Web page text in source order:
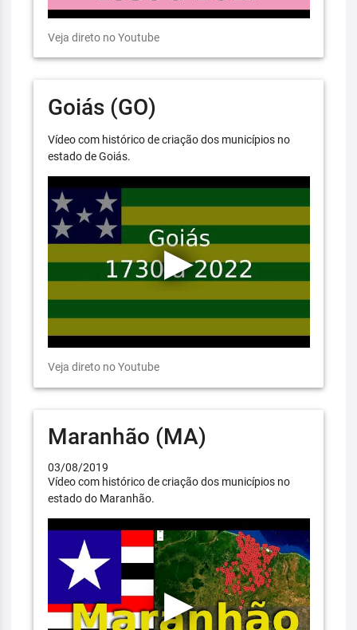
Veja direto no Youtube
Goiás (GO)
Vídeo com histórico de criação dos municípios no
estado de Goiás.
Veja direto no Youtube
Maranhão (MA)
03/08/2019
Vídeo com histórico de criação dos municípios no
estado do Maranhão.